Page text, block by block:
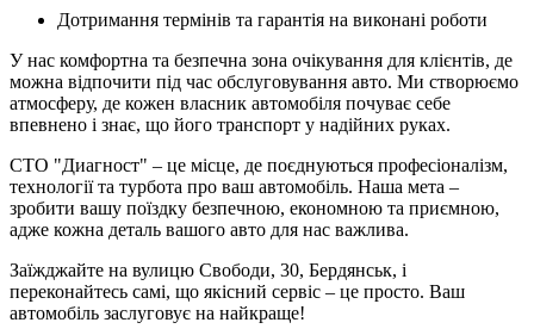
Дотримання термінів та гарантія на виконані роботи
У нас комфортна та безпечна зона очікування для клієнтів, де
можна відпочити під час обслуговування авто. Ми створюємо
атмосферу, де кожен власник автомобіля почуває себе
впевнено і знає, що його транспорт у надійних руках.
СТО "Диагност" – це місце, де поєднуються професіоналізм,
технології та турбота про ваш автомобіль. Наша мета –
зробити вашу поїздку безпечною, економною та приємною,
адже кожна деталь вашого авто для нас важлива.
Заїжджайте на вулицю Свободи, 30, Бердянськ, і
переконайтесь самі, що якісний сервіс – це просто. Ваш
автомобіль заслуговує на найкраще!